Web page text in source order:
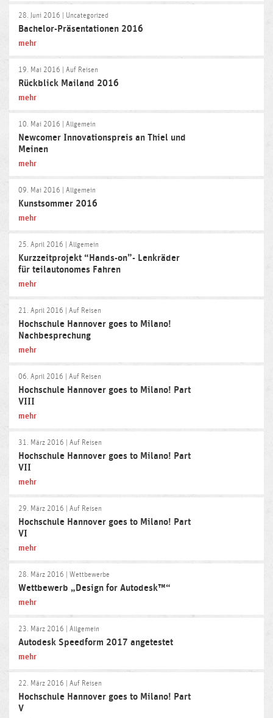
28. Juni 2016 | Uncategorized
Bachelor-Präsentationen 2016
mehr
19. Mai 2016 | Auf Reisen
Rückblick Mailand 2016
mehr
10. Mai 2016 | Allgemein
Newcomer Innovationspreis an Thiel und
Meinen
mehr
09. Mai 2016 | Allgemein
Kunstsommer 2016
mehr
25. April 2016 | Allgemein
Kurzzeitprojekt “Hands-on”- Lenkräder
für teilautonomes Fahren
mehr
21. April 2016 | Auf Reisen
Hochschule Hannover goes to Milano!
Nachbesprechung
mehr
06. April 2016 | Auf Reisen
Hochschule Hannover goes to Milano! Part
VIII
mehr
31. März 2016 | Auf Reisen
Hochschule Hannover goes to Milano! Part
VII
mehr
29. März 2016 | Auf Reisen
Hochschule Hannover goes to Milano! Part
VI
mehr
28. März 2016 | Wettbewerbe
Wettbewerb „Design for Autodesk™“
mehr
23. März 2016 | Allgemein
Autodesk Speedform 2017 angetestet
mehr
22. März 2016 | Auf Reisen
Hochschule Hannover goes to Milano! Part
V